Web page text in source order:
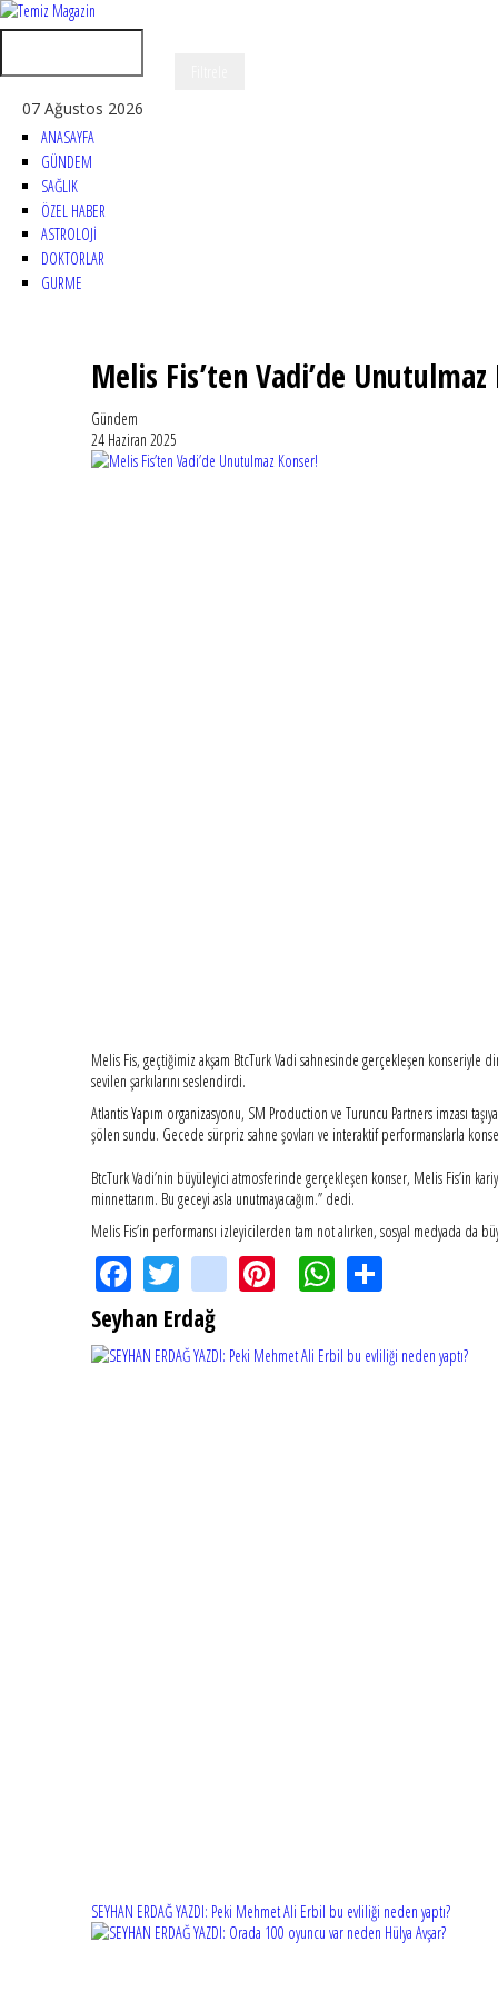
07 Ağustos 2026
ANASAYFA
GÜNDEM
SAĞLIK
ÖZEL HABER
ASTROLOJİ
DOKTORLAR
GURME
Melis Fis’ten Vadi’de
Gündem
24 Haziran 2025
Melis Fis, geçtiğimiz akşam BtcTurk Vadi sahnesinde gerçekleşen
sevilen şarkılarını seslendirdi.
Atlantis Yapım organizasyonu, SM Production ve Turuncu Partners imzası
şölen sundu. Gecede sürpriz sahne şovları ve interaktif performanslarla
BtcTurk Vadi’nin büyüleyici atmosferinde gerçekleşen konser, Melis Fis’in
minnettarım. Bu geceyi asla unutmayacağım.” dedi.
Melis Fis’in performansı izleyicilerden tam not alırken, sosyal medyada da
Facebook
Twitterinstagram
PinterestWhatsApp
Share
Seyhan Erdağ
SEYHAN ERDAĞ YAZDI: Peki Mehmet Ali Erbil bu evliliği neden yaptı?